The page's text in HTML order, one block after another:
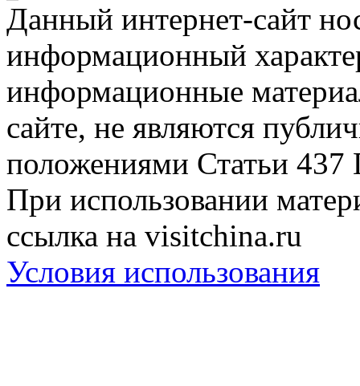
Данный интернет-сайт
информационный
информационные
сайте, не являются
положениями Статьи 437
При использовании
ссылка на visitchina.ru
Условия использования